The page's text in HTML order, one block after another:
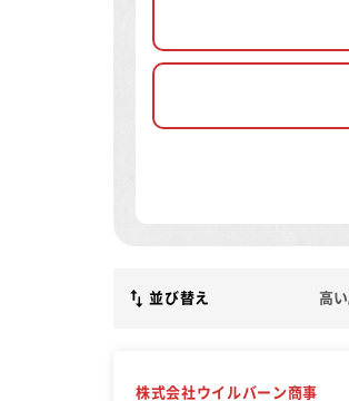
並び替え 高
株式会社ウイルバーン商事